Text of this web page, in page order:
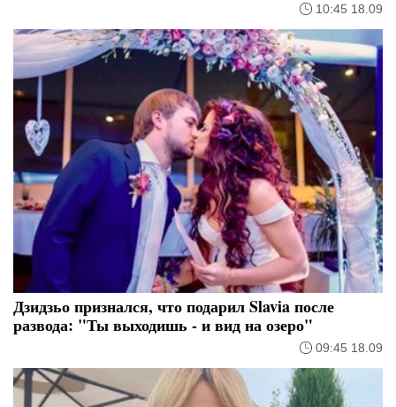
10:45 18.09
Дзидзьо признался, что подарил Slavia после
развода: "Ты выходишь - и вид на озеро"
09:45 18.09